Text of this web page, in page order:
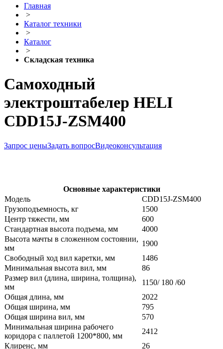
Главная
>
Каталог техники
>
Каталог
>
Складская техника
Самоходный
электроштабелер HELI
CDD15J-ZSM400
Запрос ценыЗадать вопросВидеоконсультация
Основные характеристики
Модель
CDD15J-ZSM400
Грузоподъемность, кг
1500
Центр тяжести, мм
600
Стандартная высота подъема, мм
4000
Высота мачты в сложенном состоянии,
мм
1900
Свободный ход вил каретки, мм
1486
Минимальная высота вил, мм
86
Размер вил (длина, ширина, толщина),
мм
1150/ 180 /60
Общая длина, мм
2022
Общая ширина, мм
795
Общая ширина вил, мм
570
Минимальная ширина рабочего
коридора с паллетой 1200*800, мм
2412
Клиренс, мм
26